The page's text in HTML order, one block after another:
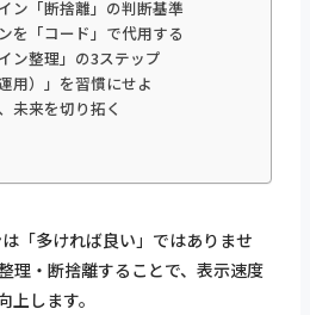
ン「断捨離」の判断基準
を「コード」で代用する
ン整理」の3ステップ
用）」を習慣にせよ
未来を切り拓く
「多ければ良い」ではありませ
理・断捨離することで、表示速度
上します。